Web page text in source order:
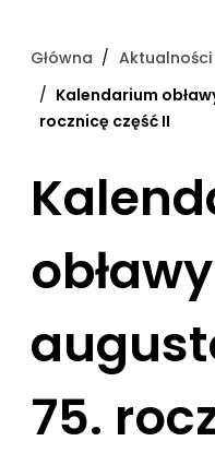
Główna
Aktualności
Kalendarium
rocznicę część II
obławy
75.